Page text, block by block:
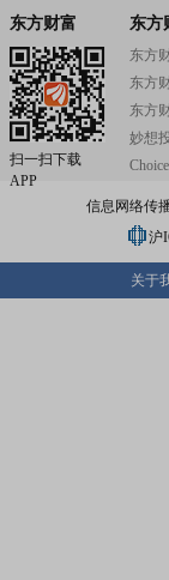
东方财富
扫一扫下载
APP
东方
东方
东方
东方
妙想
信息网络传
沪
关于